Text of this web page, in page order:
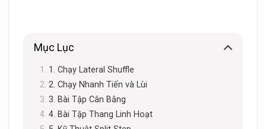
Mục Lục
1. Chạy Lateral Shuffle
2. Chạy Nhanh Tiến và Lùi
3. Bài Tập Cân Bằng
4. Bài Tập Thang Linh Hoạt